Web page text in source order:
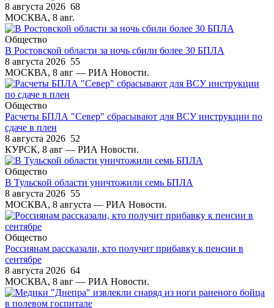
8 августа 2026 68
МОСКВА, 8 авг.
Общество
В Ростовской области за ночь сбили более 30 БПЛА
8 августа 2026 55
МОСКВА, 8 авг — РИА Новости.
Общество
Расчеты БПЛА "Север" сбрасывают для ВСУ инструкции по
сдаче в плен
8 августа 2026 52
КУРСК, 8 авг — РИА Новости.
Общество
В Тульской области уничтожили семь БПЛА
8 августа 2026 55
МОСКВА, 8 августа — РИА Новости.
Общество
Россиянам рассказали, кто получит прибавку к пенсии в
сентябре
8 августа 2026 64
МОСКВА, 8 авг — РИА Новости.